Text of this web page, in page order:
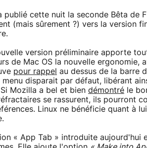
publié cette nuit la seconde Bêta de
(mais sûrement ?) vers la version
version préliminaire apporte
de Mac OS la nouvelle ergonomie,
pour rappel au dessus de la barre
menu disparait par défaut, libérant
Si Mozilla a bel et bien démontré le
se rassurent, ils pourront
Linux ne bénéficie quant à
« App Tab » introduite aujourd'hui